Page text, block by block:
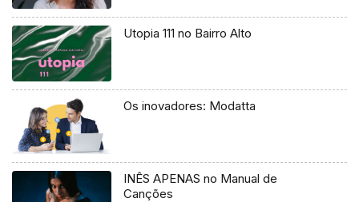
Utopia 111 no Bairro Alto
Os inovadores: Modatta
INÊS APENAS no Manual de
Canções